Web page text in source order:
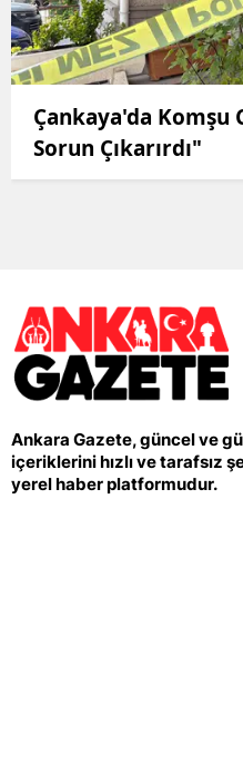
Çankaya'da Komşu
Sorun Çıkarırdı"
Ankara Gazete, güncel ve
içeriklerini hızlı ve tarafsız
yerel haber platformudur.